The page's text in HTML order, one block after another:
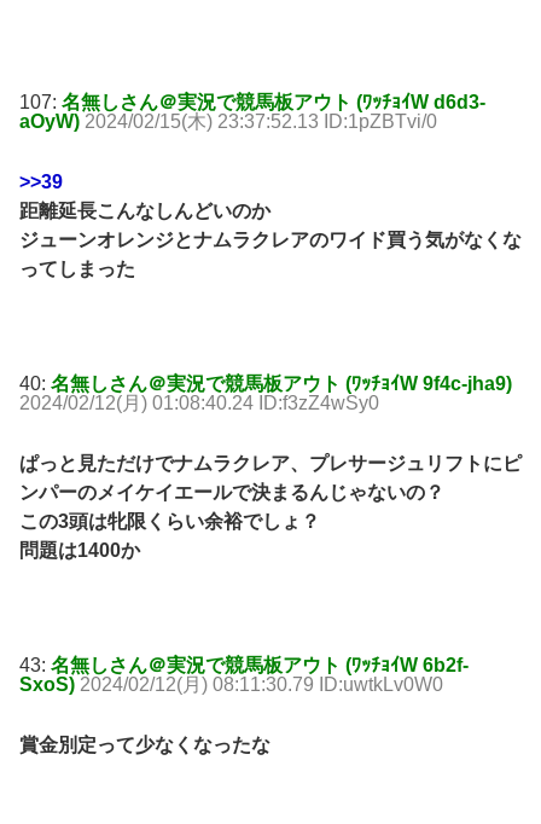
107: 名無しさん＠実況で競馬板アウト (ﾜｯﾁｮｲW d6d3-
aOyW) 2024/02/15(木) 23:37:52.13 ID:1pZBTvi/0
>>39
距離延長こんなしんどいのか
ジューンオレンジとナムラクレアのワイド買う気がなくな
ってしまった
40: 名無しさん＠実況で競馬板アウト (ﾜｯﾁｮｲW 9f4c-jha9)
2024/02/12(月) 01:08:40.24 ID:f3zZ4wSy0
ぱっと見ただけでナムラクレア、プレサージュリフトにピ
ンパーのメイケイエールで決まるんじゃないの？
この3頭は牝限くらい余裕でしょ？
問題は1400か
43: 名無しさん＠実況で競馬板アウト (ﾜｯﾁｮｲW 6b2f-
SxoS) 2024/02/12(月) 08:11:30.79 ID:uwtkLv0W0
賞金別定って少なくなったな